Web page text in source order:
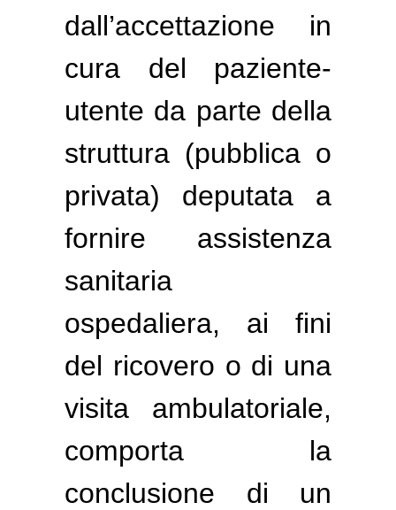
dall’accettazione in
cura del paziente-
utente da parte della
struttura (pubblica o
privata) deputata a
fornire assistenza
sanitaria
ospedaliera, ai fini
del ricovero o di una
visita ambulatoriale,
comporta la
conclusione di un